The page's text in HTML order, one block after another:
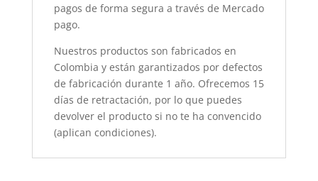
pagos de forma segura a través de Mercado
pago.
Nuestros productos son fabricados en
Colombia y están garantizados por defectos
de fabricación durante 1 año. Ofrecemos 15
días de retractación, por lo que puedes
devolver el producto si no te ha convencido
(aplican condiciones).